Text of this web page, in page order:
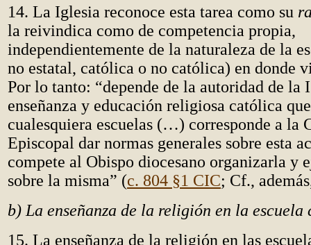
14. La Iglesia reconoce esta tarea como su
la reivindica como de competencia propia,
independientemente de la naturaleza de la
no estatal, católica o no católica) en donde
Por lo tanto: “depende de la autoridad de la
enseñanza y educación religiosa católica
cualesquiera escuelas (…) corresponde a la
Episcopal dar normas generales sobre esta
compete al Obispo diocesano organizarla y
sobre la misma” (c. 804 §1 CIC; Cf.,
b) La enseñanza de la religión en la escuela
15. La enseñanza de la religión en las